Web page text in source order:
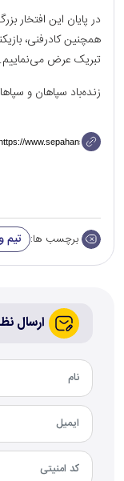
در پایان این افتخار
همچنین کادرفنی،
تبریک عرض می‌نماییم.
زنده‌باد سپاهان و
برچسب ها: تیم
ارسال